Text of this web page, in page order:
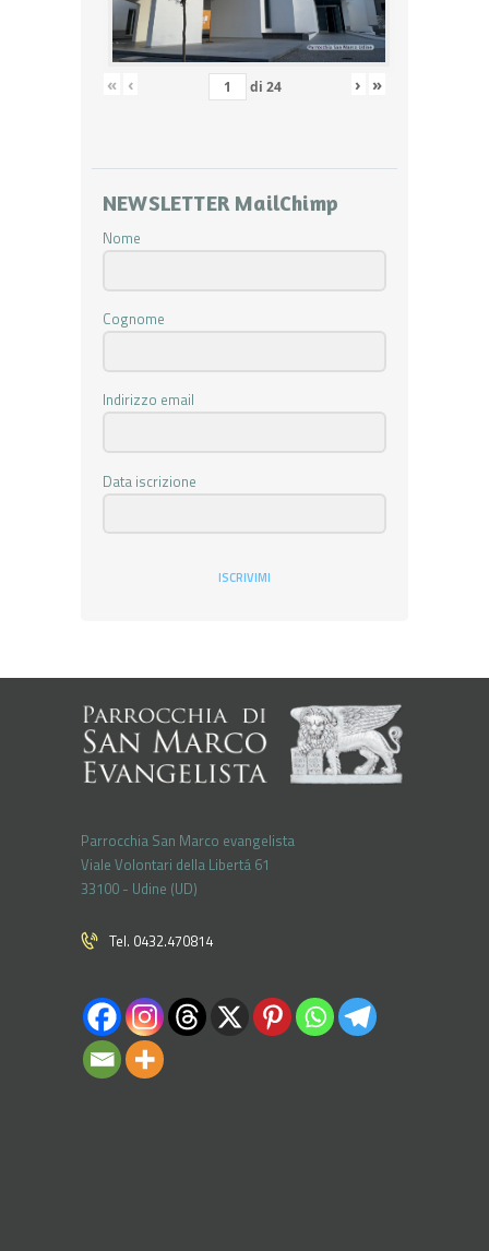
« ‹ di 24 › »
NEWSLETTER MailChimp
Nome
Cognome
Indirizzo email
Data iscrizione
ISCRIVIMI
Parrocchia San Marco evangelista
Viale Volontari della Libertá 61
33100 - Udine (UD)
Tel. 0432.470814